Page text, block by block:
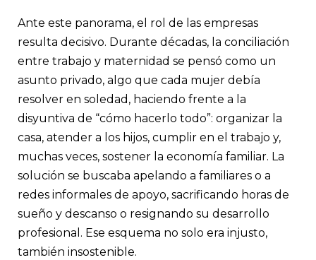
Ante este panorama, el rol de las empresas
resulta decisivo. Durante décadas, la conciliación
entre trabajo y maternidad se pensó como un
asunto privado, algo que cada mujer debía
resolver en soledad, haciendo frente a la
disyuntiva de “cómo hacerlo todo”: organizar la
casa, atender a los hijos, cumplir en el trabajo y,
muchas veces, sostener la economía familiar. La
solución se buscaba apelando a familiares o a
redes informales de apoyo, sacrificando horas de
sueño y descanso o resignando su desarrollo
profesional. Ese esquema no solo era injusto,
también insostenible.